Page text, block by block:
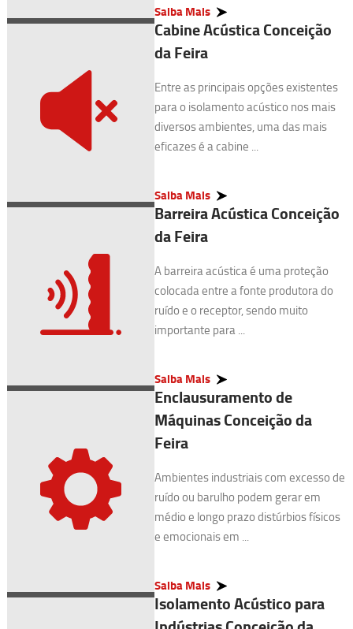
Saiba Mais
Cabine Acústica Conceição
da Feira
Entre as principais opções existentes
para o isolamento acústico nos mais
diversos ambientes, uma das mais
eficazes é a cabine ...
Saiba Mais
Barreira Acústica Conceição
da Feira
A barreira acústica é uma proteção
colocada entre a fonte produtora do
ruído e o receptor, sendo muito
importante para ...
Saiba Mais
Enclausuramento de
Máquinas Conceição da
Feira
Ambientes industriais com excesso de
ruído ou barulho podem gerar em
médio e longo prazo distúrbios físicos
e emocionais em ...
Saiba Mais
Isolamento Acústico para